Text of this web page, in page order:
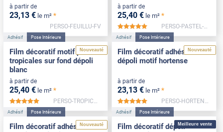
à partir de
23,13 € le m² *
PERSO-FEUILLU-FV
à partir de
25,40 € le m² *
*****
PERSO-PASTEL-FV
Nouveauté
Adhésif Pose Intérieure
Film décoratif motif plantes
tropicales sur fond dépoli
blanc
à partir de
25,40 € le m² *
*****
PERSO-TROPICALES-FV
Nouveauté
Adhésif Pose Intérieure
Film décoratif adhésif
dépoli motif hortense
à partir de
23,13 € le m² *
*****
PERSO-HORTENSE-FV
Nouveauté
Adhésif Pose Intérieure
Film décoratif adhésif
Meilleure vente
Adhésif Pose Intérieure
Film décoratif dépoli